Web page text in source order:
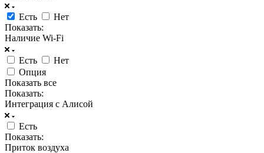
Есть
Нет
Показать:
Наличие Wi-Fi
Есть
Нет
Опция
Показать все
Показать:
Интеграция с Алисой
Есть
Показать:
Приток воздуха